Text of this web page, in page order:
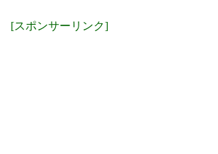
[スポンサーリンク]